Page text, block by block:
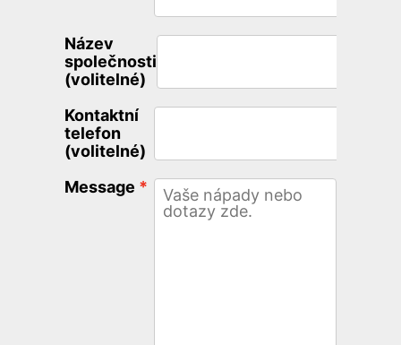
Název
společnosti
(volitelné)
Kontaktní
telefon
(volitelné)
Message